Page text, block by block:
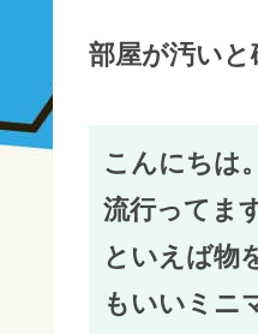
部屋が汚いと
こんにちは
流行ってま
といえば物
もいいミニ